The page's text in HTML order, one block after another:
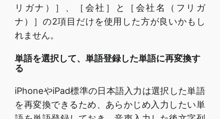
リガナ）］、［会社］と［会社名（フリガ
ナ）］の2項目だけを使用した方が良いかもし
れません。
単語を選択して、単語登録した単語に再変換す
る
iPhoneやiPad標準の日本語入力は選択した単語
を再変換できるため、あらかじめ入力したい単